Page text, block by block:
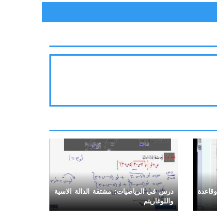
درس في الرياضيات: مشتقة الدالة الاسية
واللوغاريتم